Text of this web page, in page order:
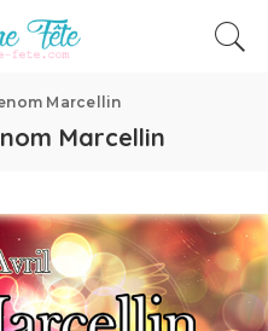
Marcellin
Marcellin